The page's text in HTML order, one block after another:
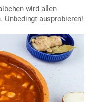
wird allen
Unbedingt ausprobieren!